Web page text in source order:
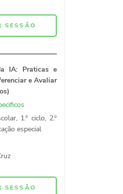
SESSÃO
IA: Praticas e
e Avaliar
1.º ciclo, 2.º
especial
SESSÃO